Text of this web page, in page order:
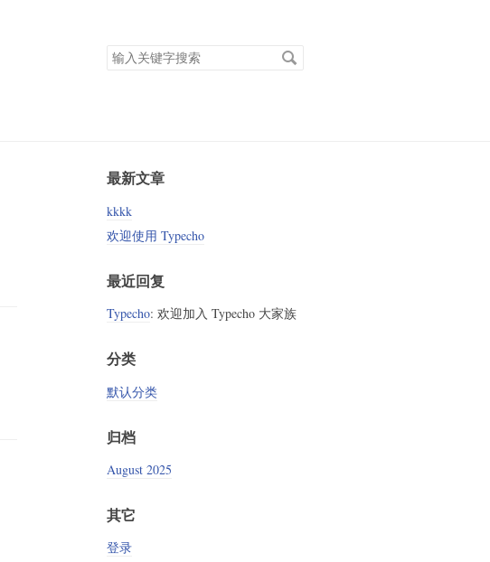
搜
索
最新文章
kkkk
欢迎使用 Typecho
最近回复
Typecho: 欢迎加入 Typecho 大家族
分类
默认分类
归档
August 2025
其它
登录